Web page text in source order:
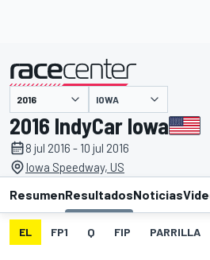
presentado por IOWA
2016 IndyCar Iowa
8 jul 2016 - 10 jul 2016
Iowa Speedway, US
ResumenResultadosNoticias
EL FP1 Q FIP PARRILLA